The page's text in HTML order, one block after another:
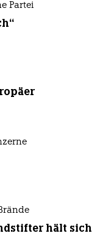
Partei
hält sich